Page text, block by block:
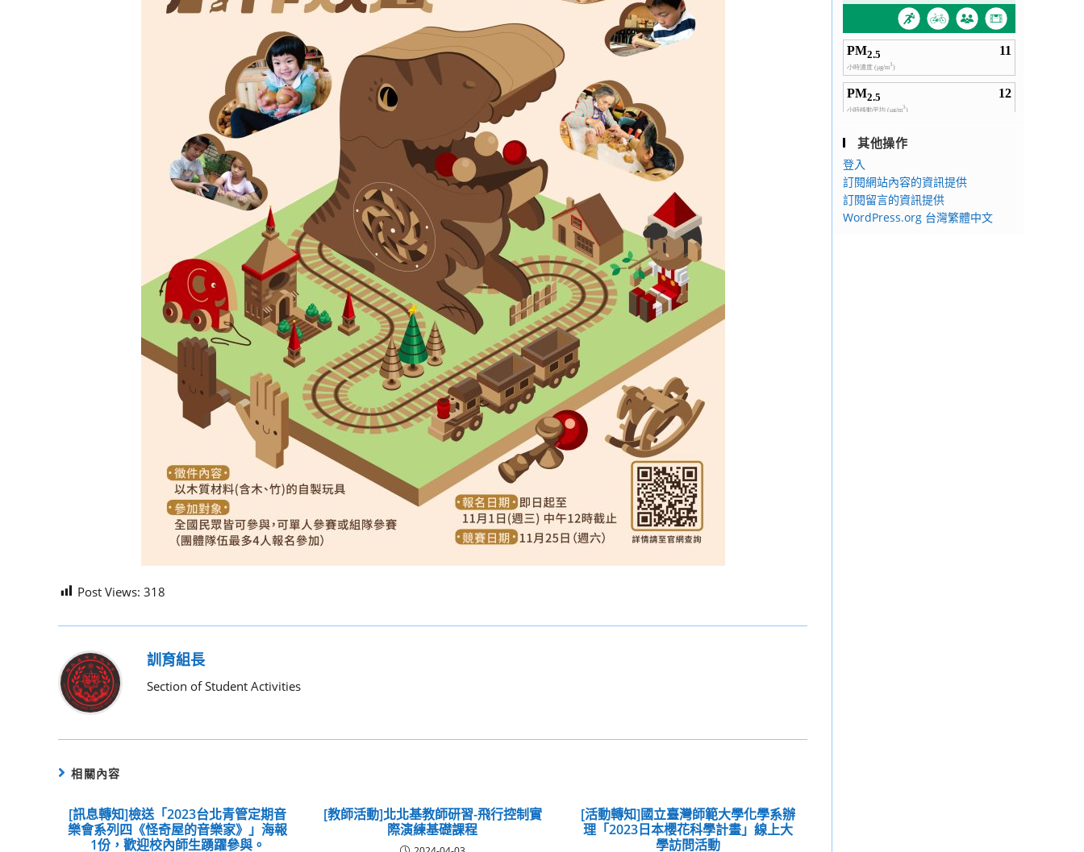
Post Views: 318
訓育組長
Section of Student Activities
相關內容
[訊息轉知]檢送「2023台北青管定期音
樂會系列四《怪奇屋的音樂家》」海報
1份，歡迎校內師生踴躍參與。
[教師活動]北北基教師研習-飛行控制實
際演練基礎課程
[活動轉知]國立臺灣師範大學化學系辦
理「2023日本櫻花科學計畫」線上大
學訪問活動
其他操作
登入
訂閱網站內容的資訊提供
訂閱留言的資訊提供
WordPress.org 台灣繁體中文